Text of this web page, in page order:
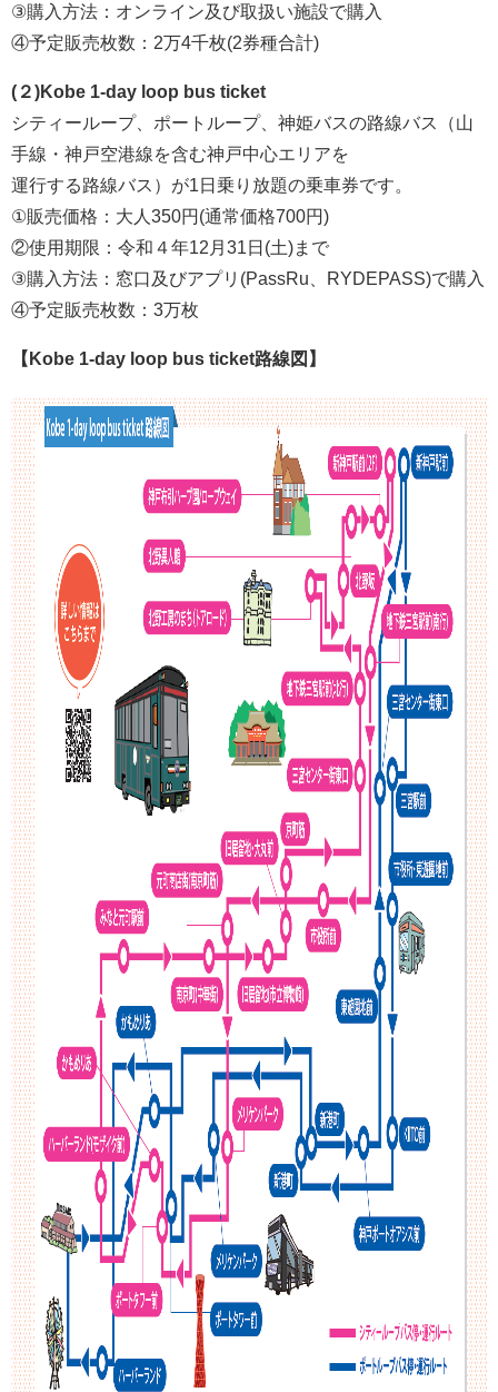
③購入方法：オンライン及び取扱い施設で購入
④予定販売枚数：2万4千枚(2券種合計)
(２)Kobe 1-day loop bus ticket
シティーループ、ポートループ、神姫バスの路線バス（山
手線・神戸空港線を含む神戸中心エリアを
運行する路線バス）が1日乗り放題の乗車券です。
①販売価格：大人350円(通常価格700円)
②使用期限：令和４年12月31日(土)まで
③購入方法：窓口及びアプリ(PassRu、RYDEPASS)で購入
④予定販売枚数：3万枚
【Kobe 1-day loop bus ticket路線図】